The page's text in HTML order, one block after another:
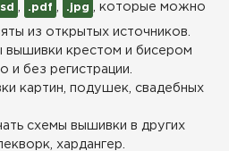
.pdf .jpg , которые можно
из открытых источников.
вышивки крестом и бисером
и без регистрации.
картин, подушек, свадебных
схемы вышивки в других
хардангер.